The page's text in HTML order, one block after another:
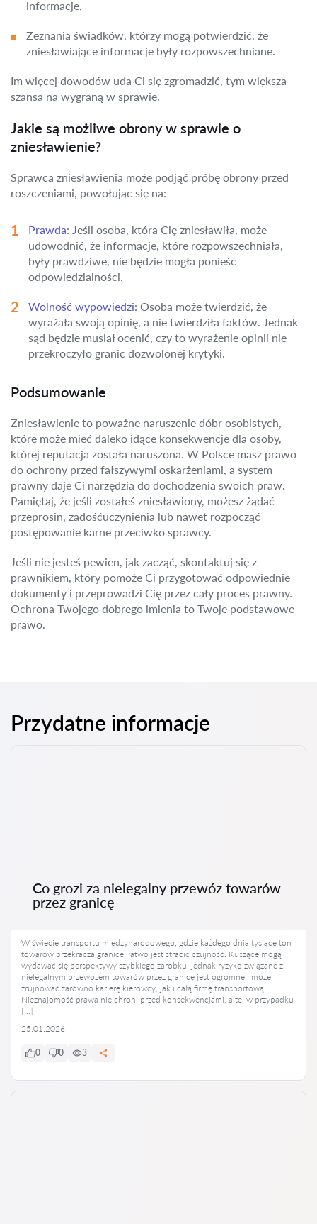
informacje,
Zeznania świadków, którzy mogą potwierdzić, że
zniesławiające informacje były rozpowszechniane.
Im więcej dowodów uda Ci się zgromadzić, tym większa
szansa na wygraną w sprawie.
Jakie są możliwe obrony w sprawie o
zniesławienie?
Sprawca zniesławienia może podjąć próbę obrony przed
roszczeniami, powołując się na:
Prawda: Jeśli osoba, która Cię zniesławiła, może
udowodnić, że informacje, które rozpowszechniała,
były prawdziwe, nie będzie mogła ponieść
odpowiedzialności.
Wolność wypowiedzi: Osoba może twierdzić, że
wyrażała swoją opinię, a nie twierdziła faktów. Jednak
sąd będzie musiał ocenić, czy to wyrażenie opinii nie
przekroczyło granic dozwolonej krytyki.
Podsumowanie
Zniesławienie to poważne naruszenie dóbr osobistych,
które może mieć daleko idące konsekwencje dla osoby,
której reputacja została naruszona. W Polsce masz prawo
do ochrony przed fałszywymi oskarżeniami, a system
prawny daje Ci narzędzia do dochodzenia swoich praw.
Pamiętaj, że jeśli zostałeś zniesławiony, możesz żądać
przeprosin, zadośćuczynienia lub nawet rozpocząć
postępowanie karne przeciwko sprawcy.
Jeśli nie jesteś pewien, jak zacząć, skontaktuj się z
prawnikiem, który pomoże Ci przygotować odpowiednie
dokumenty i przeprowadzi Cię przez cały proces prawny.
Ochrona Twojego dobrego imienia to Twoje podstawowe
prawo.
Przydatne informacje
Co grozi za nielegalny przewóz towarów
przez granicę
W świecie transportu międzynarodowego, gdzie każdego dnia tysiące ton
towarów przekracza granice, łatwo jest stracić czujność. Kuszące mogą
wydawać się perspektywy szybkiego zarobku, jednak ryzyko związane z
nielegalnym przewozem towarów przez granicę jest ogromne i może
zrujnować zarówno karierę kierowcy, jak i całą firmę transportową.
Nieznajomość prawa nie chroni przed konsekwencjami, a te, w przypadku
[…]
25.01.2026
0 0 3